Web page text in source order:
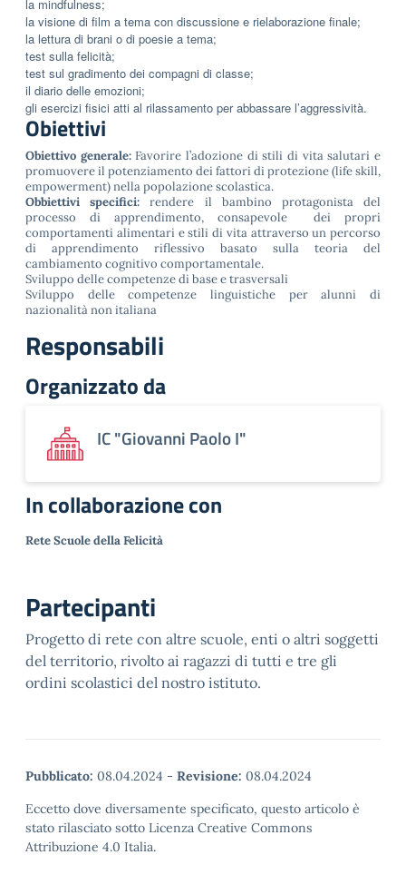
la mindfulness;
la visione di film a tema con discussione e rielaborazione finale;
la lettura di brani o di poesie a tema;
test sulla felicità;
test sul gradimento dei compagni di classe;
il diario delle emozioni;
gli esercizi fisici atti al rilassamento per abbassare l’aggressività.
Obiettivi
Obiettivo generale:Favorire l’adozione di stili di vita salutari e
promuovere il potenziamento dei fattori di protezione (life skill,
empowerment) nella popolazione scolastica.
Obbiettivi specifici:rendere il bambino protagonista del
processo di apprendimento, consapevole dei propri
comportamenti alimentari e stili di vita attraverso un percorso
di apprendimento riflessivo basato sulla teoria del
cambiamento cognitivo comportamentale.
Sviluppo delle competenze di base e trasversali
Sviluppo delle competenze linguistiche per alunni di
nazionalità non italiana
Responsabili
Organizzato da
IC "Giovanni Paolo I"
In collaborazione con
Rete Scuole della Felicità
Partecipanti
Progetto di rete con altre scuole, enti o altri soggetti
del territorio, rivolto ai ragazzi di tutti e tre gli
ordini scolastici del nostro istituto.
Pubblicato: 08.04.2024 - Revisione: 08.04.2024
Eccetto dove diversamente specificato, questo articolo è
stato rilasciato sotto Licenza Creative Commons
Attribuzione 4.0 Italia.